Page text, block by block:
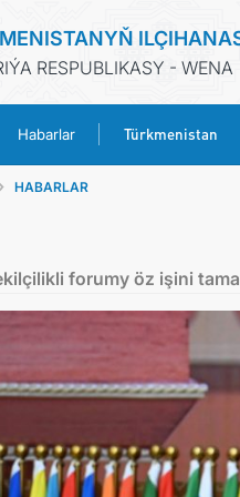
RESPUBLIKASY - WENA
Habarlar Türkmenistan
HABARLAR
forumy öz işini